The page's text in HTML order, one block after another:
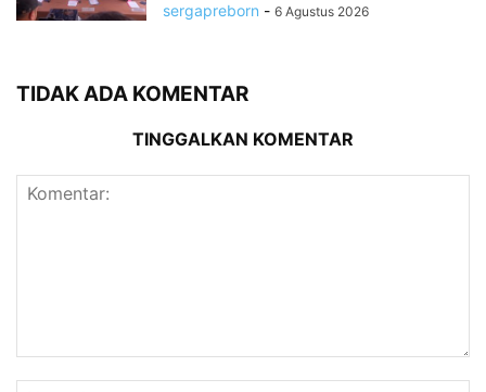
sergapreborn - 6 Agustus 2026
TIDAK ADA KOMENTAR
TINGGALKAN KOMENTAR